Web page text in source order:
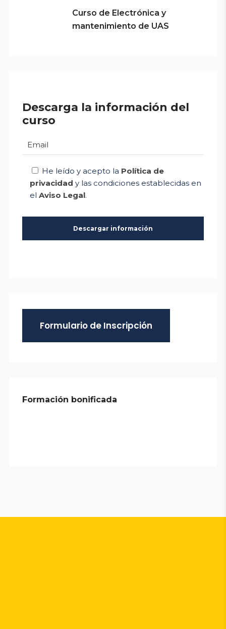
Curso de Electrónica y
mantenimiento de UAS
Descarga la información del
curso
He leído y acepto la Política de
privacidad y las condiciones establecidas en
el Aviso Legal.
Formulario de Inscripción
Formación bonificada